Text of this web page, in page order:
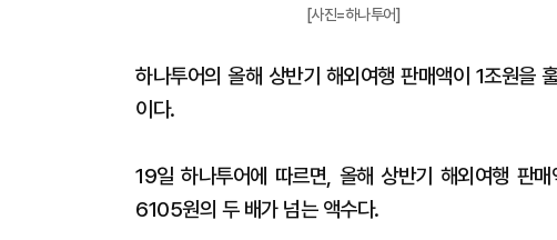
[사진=하나투어]
하나투어의 올해 상반기 해외여행 판매액이 1조원을
이다.
19일 하나투어에 따르면, 올해 상반기 해외여행 판
6105원의 두 배가 넘는 액수다.